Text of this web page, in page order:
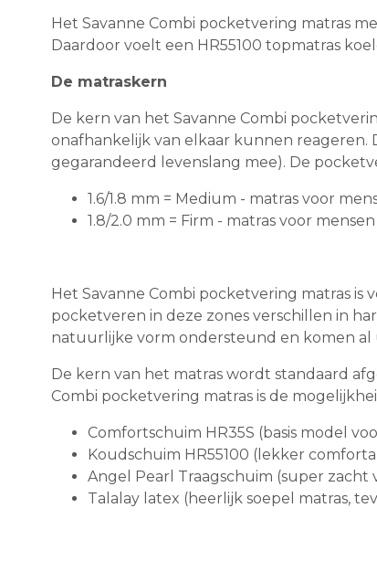
Het Savanne Combi pocketvering matras
Daardoor voelt een HR55100 topmatras
De matraskern
De kern van het Savanne Combi
onafhankelijk van elkaar kunnen reageren.
gegarandeerd levenslang mee). De
1.6/1.8 mm = Medium - matras voor
1.8/2.0 mm = Firm - matras voor
Het Savanne Combi pocketvering matras
pocketveren in deze zones verschillen in
natuurlijke vorm ondersteund en komen al
De kern van het matras wordt standaard
Combi pocketvering matras is de
Comfortschuim HR35S (basis model
Koudschuim HR55100 (lekker
Angel Pearl Traagschuim (super zacht
Talalay latex (heerlijk soepel matras,